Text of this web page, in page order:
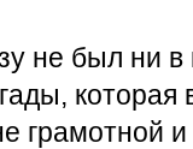
не был ни
грамотной